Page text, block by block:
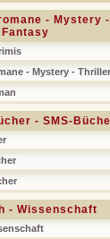
- Mystery -
- Mystery - Thriller
- SMS-
- Wissenschaft